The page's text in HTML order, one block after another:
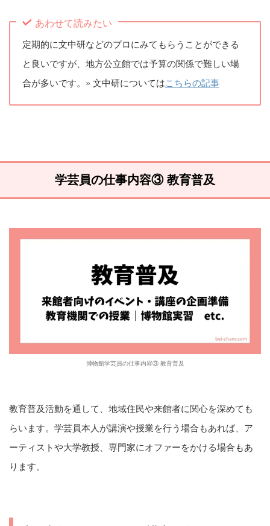
あわせて読みたい
定期的に文中研などのプロにみてもらうことができる
と良いですが、地方公立館では予算の関係で難しい場
合が多いです。» 文中研についてはこちらの記事
学芸員の仕事内容③ 教育普及
博物館学芸員の仕事内容③ 教育普及
教育普及活動を通して、地域住民や来館者に関心を深めても
らいます。学芸員本人が講演や授業を行う場合もあれば、ア
ーティストや大学教授、専門家にオファーをかける場合もあ
ります。